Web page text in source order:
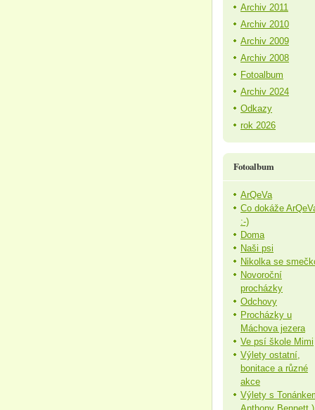
Archiv 2011
Archiv 2010
Archiv 2009
Archiv 2008
Fotoalbum
Archiv 2024
Odkazy
rok 2026
Fotoalbum
ArQeVa
Co dokáže
:-)
Doma
Naši psi
Nikolka se
Novoroční
procházky
Odchovy
Procházky u
Máchova jezera
Ve psí škole Mimi
Výlety ostatní,
bonitace a různé
akce
Výlety s